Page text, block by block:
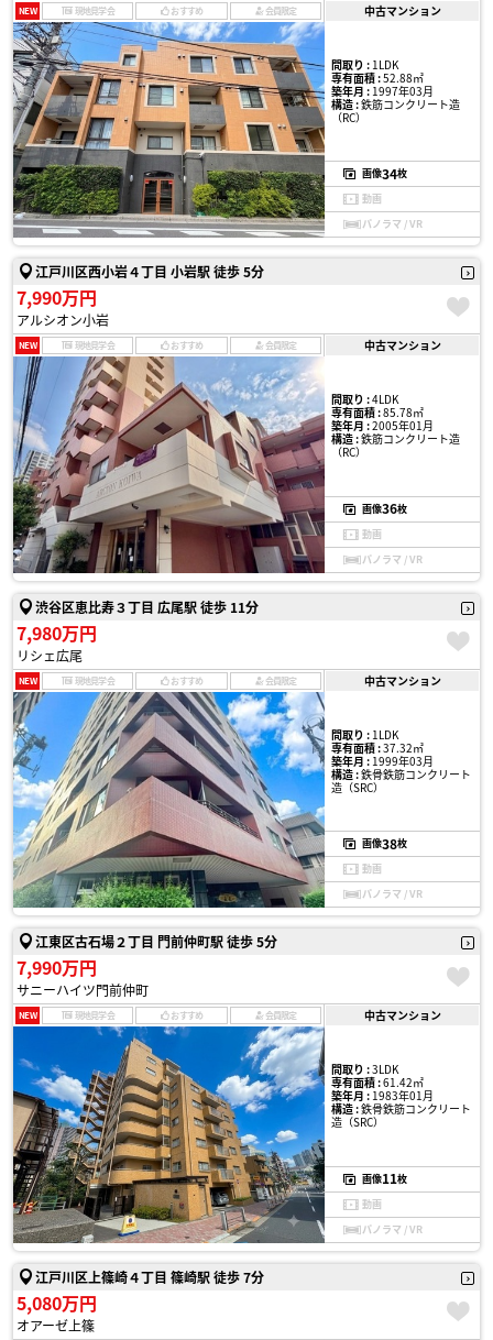
NEW 現地見学会 おすすめ 会員限定 中古マンション
間取り :1LDK
専有面積 :52.88㎡
築年月 :1997年03月
構造 :鉄筋コンクリート造
（RC）
画像34枚
動画
パノラマ / VR
江戸川区西小岩４丁目 小岩駅 徒歩 5分
7,990万円
アルシオン小岩
NEW 現地見学会 おすすめ 会員限定 中古マンション
間取り :4LDK
専有面積 :85.78㎡
築年月 :2005年01月
構造 :鉄筋コンクリート造
（RC）
画像36枚
動画
パノラマ / VR
渋谷区恵比寿３丁目 広尾駅 徒歩 11分
7,980万円
リシェ広尾
NEW 現地見学会 おすすめ 会員限定 中古マンション
間取り :1LDK
専有面積 :37.32㎡
築年月 :1999年03月
構造 :鉄骨鉄筋コンクリート
造（SRC）
画像38枚
動画
パノラマ / VR
江東区古石場２丁目 門前仲町駅 徒歩 5分
7,990万円
サニーハイツ門前仲町
NEW 現地見学会 おすすめ 会員限定 中古マンション
間取り :3LDK
専有面積 :61.42㎡
築年月 :1983年01月
構造 :鉄骨鉄筋コンクリート
造（SRC）
画像11枚
動画
パノラマ / VR
江戸川区上篠崎４丁目 篠崎駅 徒歩 7分
5,080万円
オアーゼ上篠